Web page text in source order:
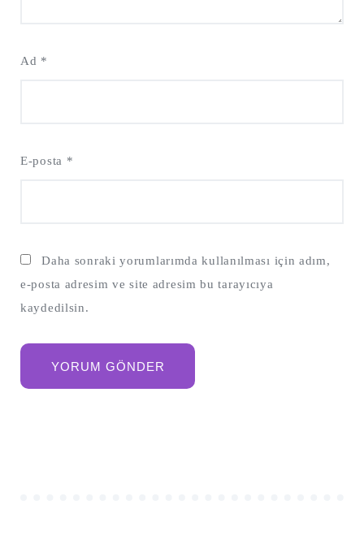
Ad *
E-posta *
Daha sonraki yorumlarımda kullanılması için adım,
e-posta adresim ve site adresim bu tarayıcıya
kaydedilsin.